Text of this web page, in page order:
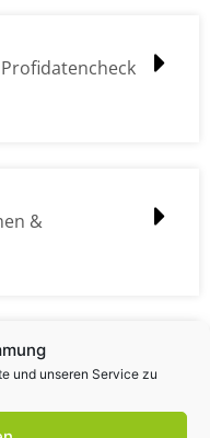
und unseren Service zu
&
und Texte)